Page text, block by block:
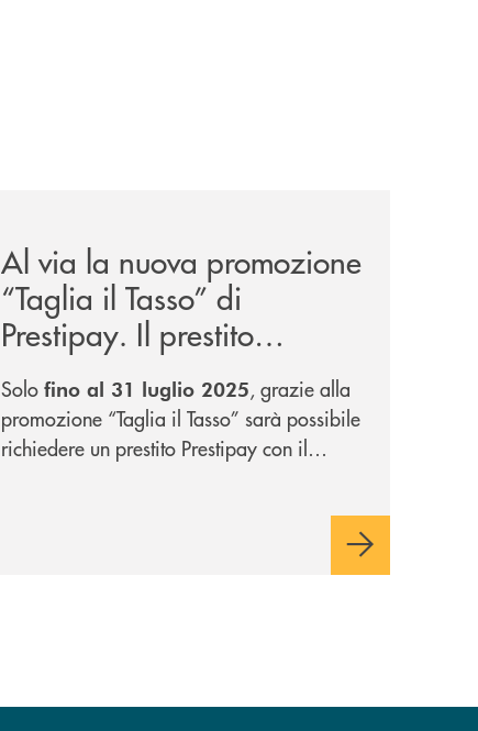
Al via la nuova promozione
“Taglia il Tasso” di
Prestipay. Il prestito
personale che si fa in due
per te!
Solo fino al 31 luglio 2025, grazie alla
promozione “Taglia il Tasso” sarà possibile
richiedere un prestito Prestipay con il